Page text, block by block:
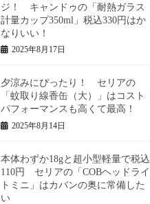
ジ！ キャンドゥの「耐熱ガラス
計量カップ350ml」税込330円はか
なりいい！
2025年8月17日
夕涼みにぴったり！ セリアの
「蚊取り線香缶（大）」はコスト
パフォーマンスも高くて最高！
2025年8月14日
本体わずか18gと超小型軽量で税込
110円 セリアの「COBヘッドライ
トミニ」はカバンの奥に常備した
い